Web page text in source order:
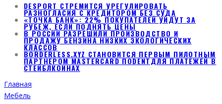
DESPORT СТРЕМИТСЯ УРЕГУЛИРОВАТЬ
РАЗНОГЛАСИЯ С КРЕДИТОРОМ БЕЗ СУДА
«ТОЧКА БАНК»: 22% ПОКУПАТЕЛЕЙ УЙДУТ ЗА
РУБЕЖ, ЕСЛИ ПОДНЯТЬ ЦЕНЫ
В РОССИИ РАЗРЕШИЛИ ПРОИЗВОДСТВО И
ПРОДАЖУ БЕНЗИНА НИЗКИХ ЭКОЛОГИЧЕСКИХ
КЛАССОВ
BORDERLESS.XYZ СТАНОВИТСЯ ПЕРВЫМ ПИЛОТНЫМ
ПАРТНЕРОМ MASTERCARD ПОDENTДЛЯ ПЛАТЕЖЕЙ В
СТЕЙБЛКОИНАХ
Главная
Мебель